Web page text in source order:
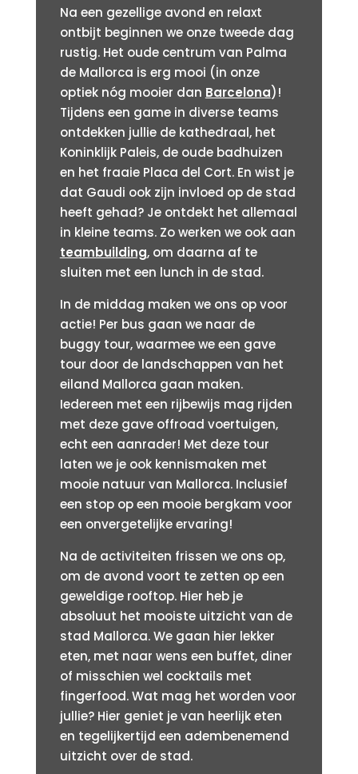
Na een gezellige avond en relaxt
ontbijt beginnen we onze tweede dag
rustig. Het oude centrum van Palma
de Mallorca is erg mooi (in onze
optiek nóg mooier dan Barcelona)!
Tijdens een game in diverse teams
ontdekken jullie de kathedraal, het
Koninklijk Paleis, de oude badhuizen
en het fraaie Placa del Cort. En wist je
dat Gaudi ook zijn invloed op de stad
heeft gehad? Je ontdekt het allemaal
in kleine teams. Zo werken we ook aan
teambuilding, om daarna af te
sluiten met een lunch in de stad.
In de middag maken we ons op voor
actie! Per bus gaan we naar de
buggy tour, waarmee we een gave
tour door de landschappen van het
eiland Mallorca gaan maken.
Iedereen met een rijbewijs mag rijden
met deze gave offroad voertuigen,
echt een aanrader! Met deze tour
laten we je ook kennismaken met
mooie natuur van Mallorca. Inclusief
een stop op een mooie bergkam voor
een onvergetelijke ervaring!
Na de activiteiten frissen we ons op,
om de avond voort te zetten op een
geweldige rooftop. Hier heb je
absoluut het mooiste uitzicht van de
stad Mallorca. We gaan hier lekker
eten, met naar wens een buffet, diner
of misschien wel cocktails met
fingerfood. Wat mag het worden voor
jullie? Hier geniet je van heerlijk eten
en tegelijkertijd een adembenemend
uitzicht over de stad.